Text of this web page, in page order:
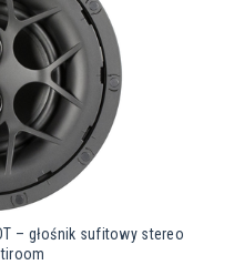
– głośnik sufitowy stereo